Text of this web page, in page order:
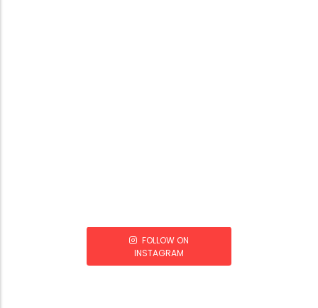
FOLLOW ON
INSTAGRAM